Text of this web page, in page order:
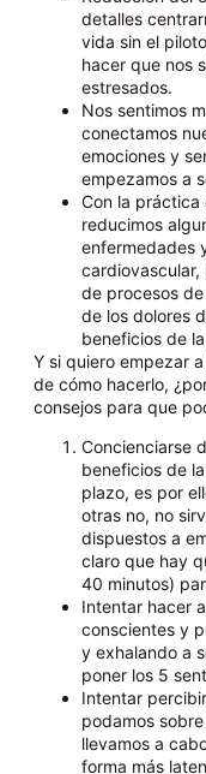
detalles
vida sin el
hacer que nos
estresados.
Nos sentimos
conectamos
emociones y
empezamos a
Con la práctica
reducimos
enfermedades
cardiovascular,
de procesos
de los dolores
beneficios de
Y si quiero empezar
de cómo hacerlo,
consejos para que
Concienciarse
beneficios de
plazo, es por
otras no, no
dispuestos a
claro que hay
40 minutos)
Intentar hacer
conscientes y
y exhalando a
poner los 5
Intentar
podamos
llevamos a
forma más